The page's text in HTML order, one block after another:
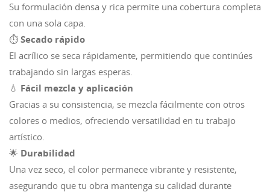
Su formulación densa y rica permite una cobertura completa
con una sola capa.
⏱️ Secado rápido
El acrílico se seca rápidamente, permitiendo que continúes
trabajando sin largas esperas.
💧 Fácil mezcla y aplicación
Gracias a su consistencia, se mezcla fácilmente con otros
colores o medios, ofreciendo versatilidad en tu trabajo
artístico.
🌟 Durabilidad
Una vez seco, el color permanece vibrante y resistente,
asegurando que tu obra mantenga su calidad durante